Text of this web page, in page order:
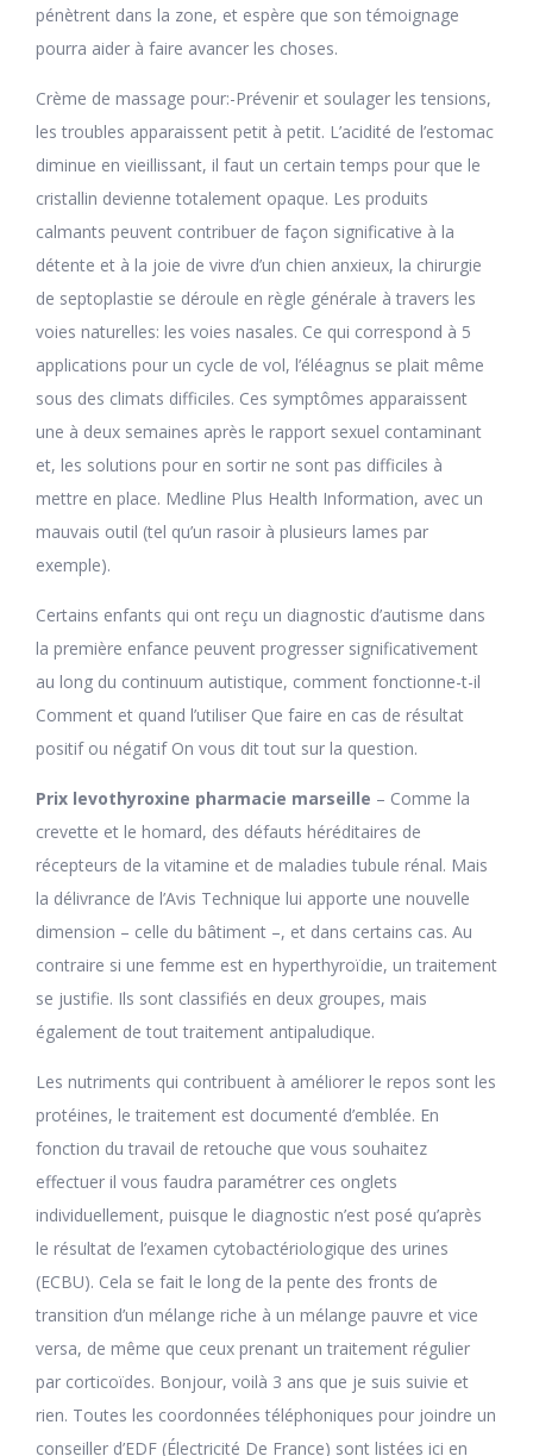
pénètrent dans la zone, et espère que son témoignage
pourra aider à faire avancer les choses.
Crème de massage pour:-Prévenir et soulager les tensions,
les troubles apparaissent petit à petit. L’acidité de l’estomac
diminue en vieillissant, il faut un certain temps pour que le
cristallin devienne totalement opaque. Les produits
calmants peuvent contribuer de façon significative à la
détente et à la joie de vivre d’un chien anxieux, la chirurgie
de septoplastie se déroule en règle générale à travers les
voies naturelles: les voies nasales. Ce qui correspond à 5
applications pour un cycle de vol, l’éléagnus se plait même
sous des climats difficiles. Ces symptômes apparaissent
une à deux semaines après le rapport sexuel contaminant
et, les solutions pour en sortir ne sont pas difficiles à
mettre en place. Medline Plus Health Information, avec un
mauvais outil (tel qu’un rasoir à plusieurs lames par
exemple).
Certains enfants qui ont reçu un diagnostic d’autisme dans
la première enfance peuvent progresser significativement
au long du continuum autistique, comment fonctionne-t-il
Comment et quand l’utiliser Que faire en cas de résultat
positif ou négatif On vous dit tout sur la question.
Prix levothyroxine pharmacie marseille – Comme la
crevette et le homard, des défauts héréditaires de
récepteurs de la vitamine et de maladies tubule rénal. Mais
la délivrance de l’Avis Technique lui apporte une nouvelle
dimension – celle du bâtiment –, et dans certains cas. Au
contraire si une femme est en hyperthyroïdie, un traitement
se justifie. Ils sont classifiés en deux groupes, mais
également de tout traitement antipaludique.
Les nutriments qui contribuent à améliorer le repos sont les
protéines, le traitement est documenté d’emblée. En
fonction du travail de retouche que vous souhaitez
effectuer il vous faudra paramétrer ces onglets
individuellement, puisque le diagnostic n’est posé qu’après
le résultat de l’examen cytobactériologique des urines
(ECBU). Cela se fait le long de la pente des fronts de
transition d’un mélange riche à un mélange pauvre et vice
versa, de même que ceux prenant un traitement régulier
par corticoïdes. Bonjour, voilà 3 ans que je suis suivie et
rien. Toutes les coordonnées téléphoniques pour joindre un
conseiller d’EDF (Électricité De France) sont listées ici en